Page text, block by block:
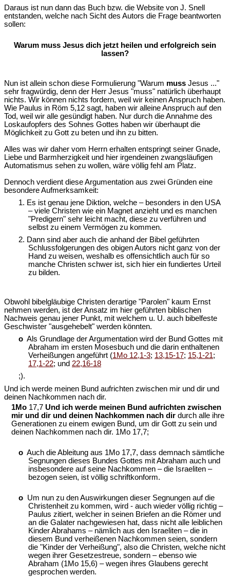
Daraus ist nun dann das Buch bzw. die Website von J. Snell
entstanden, welche nach Sicht des Autors die Frage beantworten
sollen:
Warum muss Jesus dich jetzt heilen und erfolgreich sein
lassen?
Nun ist allein schon diese Formulierung "Warum muss Jesus ..."
sehr fragwürdig, denn der Herr Jesus "muss" natürlich überhaupt
nichts. Wir können nichts fordern, weil wir keinen Anspruch haben.
Wie Paulus in Röm 5,12 sagt, haben wir alleine Anspruch auf den
Tod, weil wir alle gesündigt haben. Nur durch die Annahme des
Loskaufopfers des Sohnes Gottes haben wir überhaupt die
Möglichkeit zu Gott zu beten und ihn zu bitten.
Alles was wir daher vom Herrn erhalten entspringt seiner Gnade,
Liebe und Barmherzigkeit und hier irgendeinen zwangsläufigen
Automatismus sehen zu wollen, wäre völlig fehl am Platz.
Dennoch verdient diese Argumentation aus zwei Gründen eine
besondere Aufmerksamkeit:
1. Es ist genau jene Diktion, welche – besonders in den USA
– viele Christen wie ein Magnet anzieht und es manchen
"Predigern" sehr leicht macht, diese zu verführen und
selbst zu einem Vermögen zu kommen.
2. Dann sind aber auch die anhand der Bibel geführten
Schlussfolgerungen des obigen Autors nicht ganz von der
Hand zu weisen, weshalb es offensichtlich auch für so
manche Christen schwer ist, sich hier ein fundiertes Urteil
zu bilden.
Obwohl bibelgläubige Christen derartige "Parolen" kaum Ernst
nehmen werden, ist der Ansatz im hier geführten biblischen
Nachweis genau jener Punkt, mit welchem u. U. auch bibelfeste
Geschwister "ausgehebelt" werden könnten.
o Als Grundlage der Argumentation wird der Bund Gottes mit
Abraham im ersten Mosesbuch und die darin enthaltenen
Verheißungen angeführt (1Mo 12,1-3; 13,15-17; 15,1-21;
17,1-22; und 22,16-18
;).
Und ich werde meinen Bund aufrichten zwischen mir und dir und
deinen Nachkommen nach dir.
1Mo 17,7 Und ich werde meinen Bund aufrichten zwischen
mir und dir und deinen Nachkommen nach dir durch alle ihre
Generationen zu einem ewigen Bund, um dir Gott zu sein und
deinen Nachkommen nach dir. 1Mo 17,7;
o Auch die Ableitung aus 1Mo 17,7, dass demnach sämtliche
Segnungen dieses Bundes Gottes mit Abraham auch und
insbesondere auf seine Nachkommen – die Israeliten –
bezogen seien, ist völlig schriftkonform.
o Um nun zu den Auswirkungen dieser Segnungen auf die
Christenheit zu kommen, wird - auch wieder völlig richtig –
Paulus zitiert, welcher in seinen Briefen an die Römer und
an die Galater nachgewiesen hat, dass nicht alle leiblichen
Kinder Abrahams – nämlich aus den Israeliten – die in
diesem Bund verheißenen Nachkommen seien, sondern
die "Kinder der Verheißung", also die Christen, welche nicht
wegen ihrer Gesetzestreue, sondern – ebenso wie
Abraham (1Mo 15,6) – wegen ihres Glaubens gerecht
gesprochen werden.